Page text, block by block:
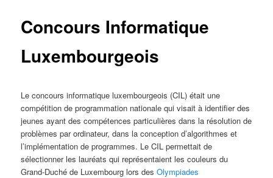
Concours Informatique
Luxembourgeois
Le concours informatique luxembourgeois (CIL) était une
compétition de programmation nationale qui visait à identifier des
jeunes ayant des compétences particulières dans la résolution de
problèmes par ordinateur, dans la conception d’algorithmes et
l’implémentation de programmes. Le CIL permettait de
sélectionner les lauréats qui représentaient les couleurs du
Grand-Duché de Luxembourg lors desOlympiades